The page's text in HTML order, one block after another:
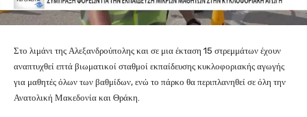
Στο λιμάνι της Αλεξανδρούπολης και σε μια έκταση 15 στρεμμάτων έχουν
αναπτυχθεί επτά βιωματικοί σταθμοί εκπαίδευσης κυκλοφοριακής αγωγής
για μαθητές όλων των βαθμίδων, ενώ το πάρκο θα περιπλανηθεί σε όλη την
Ανατολική Μακεδονία και Θράκη.